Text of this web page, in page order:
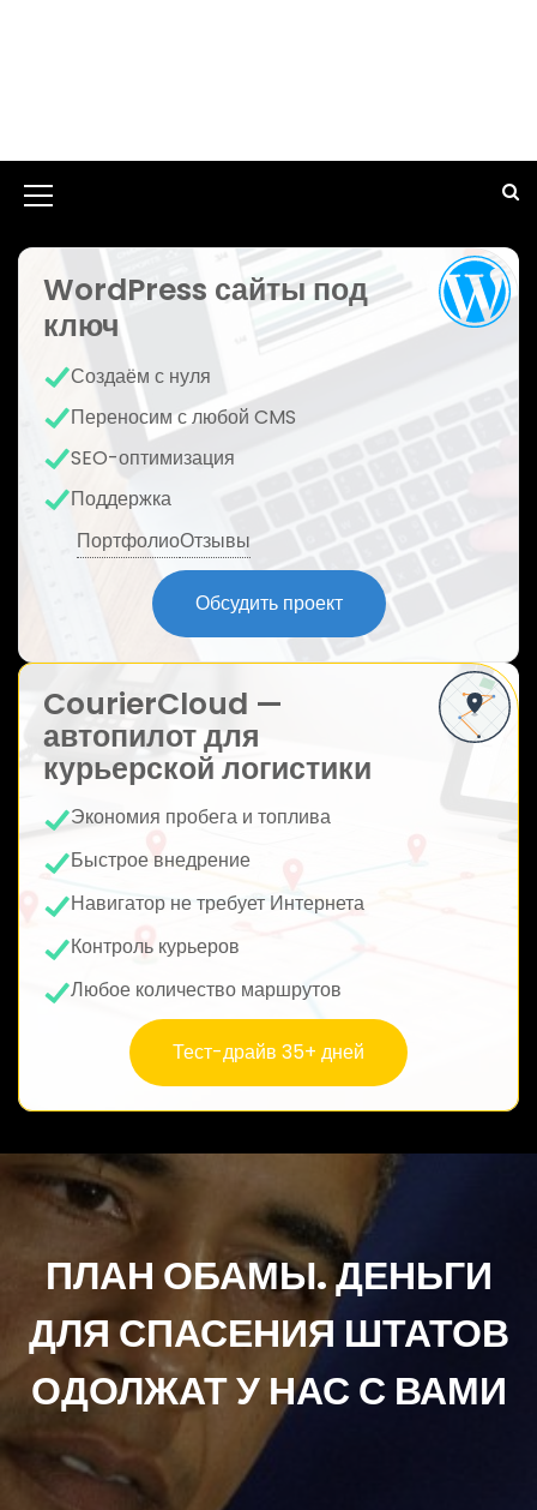
И
к
о
н
к
а
м
WordPress сайты под
ключ
Создаём с нуля
Переносим с любой CMS
SEO-оптимизация
Поддержка
ПортфолиоОтзывы
Обсудить проект
CourierCloud —
автопилот для
курьерской логистики
Экономия пробега и топлива
Быстрое внедрение
Навигатор не требует Интернета
Контроль курьеров
Любое количество маршрутов
Тест-драйв 35+ дней
ПЛАН ОБАМЫ. ДЕНЬГИ
ДЛЯ СПАСЕНИЯ ШТАТОВ
ОДОЛЖАТ У НАС С ВАМИ